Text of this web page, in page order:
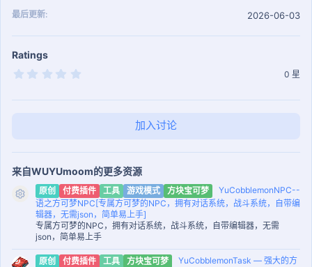
最后更新 2026-06-03
Ratings
0
0 星
加入讨论
来自WUYUmoom的更多资源
资源图标
原创 付费插件 工具 游戏模式 方块宝可梦
YuCobblemonNPC--
语之方可梦NPC[专属方可梦的NPC，拥有对话系统，战斗系统，自带编
辑器，无需json，简单易上手]
专属方可梦的NPC，拥有对话系统，战斗系统，自带编辑器，无需
json，简单易上手
原创 付费插件 工具 方块宝可梦
YuCobblemonTask — 强大的方